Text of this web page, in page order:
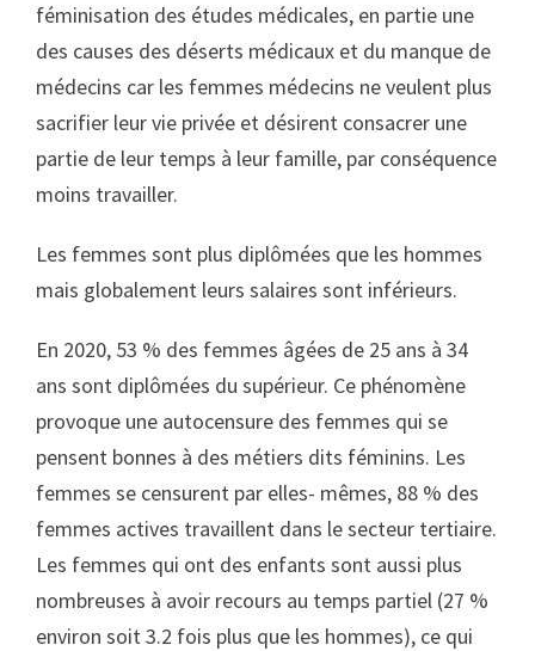
féminisation des études médicales, en partie une
des causes des déserts médicaux et du manque de
médecins car les femmes médecins ne veulent plus
sacrifier leur vie privée et désirent consacrer une
partie de leur temps à leur famille, par conséquence
moins travailler.
Les femmes sont plus diplômées que les hommes
mais globalement leurs salaires sont inférieurs.
En 2020, 53 % des femmes âgées de 25 ans à 34
ans sont diplômées du supérieur. Ce phénomène
provoque une autocensure des femmes qui se
pensent bonnes à des métiers dits féminins. Les
femmes se censurent par elles- mêmes, 88 % des
femmes actives travaillent dans le secteur tertiaire.
Les femmes qui ont des enfants sont aussi plus
nombreuses à avoir recours au temps partiel (27 %
environ soit 3.2 fois plus que les hommes), ce qui